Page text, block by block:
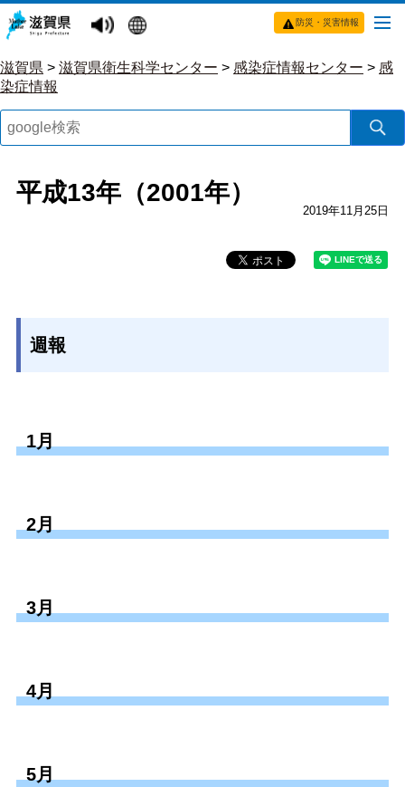
防災・災害情報
滋賀県 > 滋賀県衛生科学センター > 感染症情報センター > 感
染症情報
平成13年（2001年）
2019年11月25日
週報
1月
2月
3月
4月
5月